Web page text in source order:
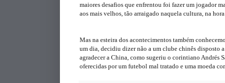
maiores desafios que enfrentou foi fazer um jogador
aos mais velhos, tão arraigado naquela cultura, na
Mas na esteira dos acontecimentos também
um dia, decidiu dizer não a um clube chinês disposto
agradecer a China, como sugeriu o corintiano Andrés
oferecidas por um futebol mal tratado e uma moeda